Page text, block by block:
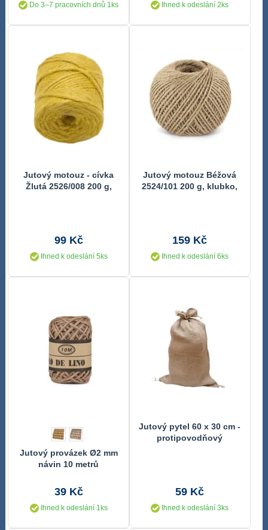
Do 3–7 pracovních dnů 1ks Ihned k odeslání 2ks
Jutový motouz - cívka
Žlutá 2526/008 200 g,
99 Kč
Ihned k odeslání 5ks
Jutový motouz Béžová
2524/101 200 g, klubko,
159 Kč
Ihned k odeslání 6ks
Jutový provázek Ø2 mm
návin 10 metrů
39 Kč
Ihned k odeslání 1ks
Jutový pytel 60 x 30 cm -
protipovodňový
59 Kč
Ihned k odeslání 3ks